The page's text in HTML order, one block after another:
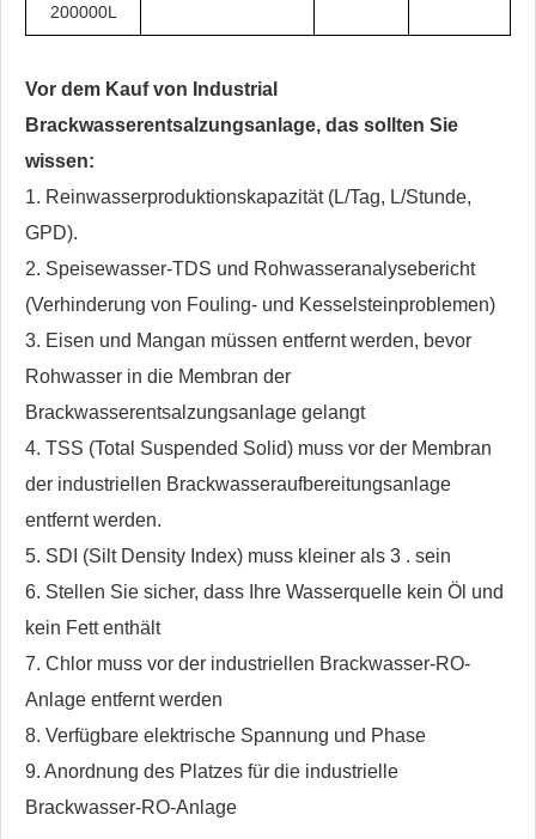
200000L
Vor dem Kauf von Industrial
Brackwasserentsalzungsanlage, das sollten Sie
wissen:
1. Reinwasserproduktionskapazität (L/Tag, L/Stunde,
GPD).
2. Speisewasser-TDS und Rohwasseranalysebericht
(Verhinderung von Fouling- und Kesselsteinproblemen)
3. Eisen und Mangan müssen entfernt werden, bevor
Rohwasser in die Membran der
Brackwasserentsalzungsanlage gelangt
4. TSS (Total Suspended Solid) muss vor der Membran
der industriellen Brackwasseraufbereitungsanlage
entfernt werden.
5. SDI (Silt Density Index) muss kleiner als 3 . sein
6. Stellen Sie sicher, dass Ihre Wasserquelle kein Öl und
kein Fett enthält
7. Chlor muss vor der industriellen Brackwasser-RO-
Anlage entfernt werden
8. Verfügbare elektrische Spannung und Phase
9. Anordnung des Platzes für die industrielle
Brackwasser-RO-Anlage